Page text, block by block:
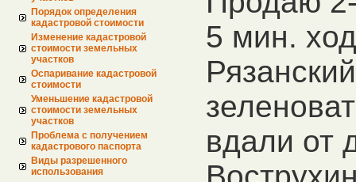
Порядок определения
кадастровой стоимости
Изменение кадастровой
стоимости земельных
участков
Оспаривание кадастровой
стоимости
Уменьшение кадастровой
стоимости земельных
участков
Проблема с получением
кадастрового паспорта
Виды разрешенного
использования
5 мин.
вдали от